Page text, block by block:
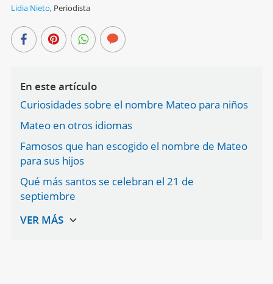
Lidia Nieto, Periodista
En este artículo
Curiosidades sobre el nombre Mateo para niños
Mateo en otros idiomas
Famosos que han escogido el nombre de Mateo
para sus hijos
Qué más santos se celebran el 21 de
septiembre